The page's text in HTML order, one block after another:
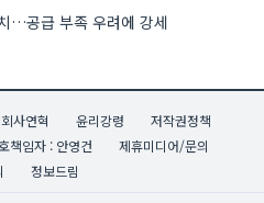
…공급 부족 우려에 강세
회사연혁 윤리강령
저작권정책
책임자 : 안영건
제휴미디어/문의
정보드림